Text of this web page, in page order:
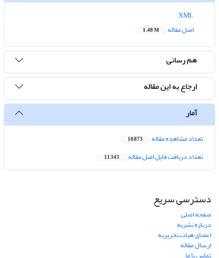
اصل مقاله
1.48 M
هم رسانی
ارجاع به این مقاله
آمار
تعداد مشاهده مقاله 10,873
تعداد دریافت فایل اصل مقاله 11,343
دسترسی سریع
صفحه اصلی
درباره نشریه
اعضای هیات تحریریه
ارسال مقاله